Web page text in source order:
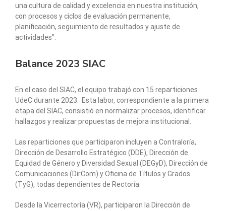
una cultura de calidad y excelencia en nuestra institución,
con procesos y ciclos de evaluación permanente,
planificación, seguimiento de resultados y ajuste de
actividades”.
Balance 2023 SIAC
En el caso del SIAC, el equipo trabajó con 15 reparticiones
UdeC durante 2023. Esta labor, correspondiente a la primera
etapa del SIAC, consistió en normalizar procesos, identificar
hallazgos y realizar propuestas de mejora institucional.
Las reparticiones que participaron incluyen a Contraloría,
Dirección de Desarrollo Estratégico (DDE), Dirección de
Equidad de Género y Diversidad Sexual (DEGyD), Dirección de
Comunicaciones (DirCom) y Oficina de Títulos y Grados
(TyG), todas dependientes de Rectoría.
Desde la Vicerrectoría (VR), participaron la Dirección de